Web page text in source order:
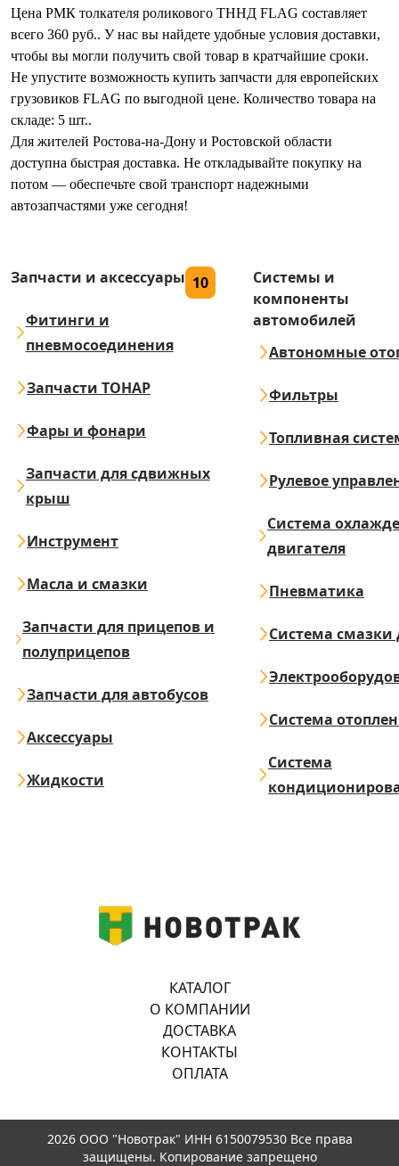
Цена РМК толкателя роликового ТННД FLAG составляет
всего 360 руб.. У нас вы найдете удобные условия доставки,
чтобы вы могли получить свой товар в кратчайшие сроки.
Не упустите возможность купить запчасти для европейских
грузовиков FLAG по выгодной цене. Количество товара на
складе: 5 шт..
Для жителей Ростова-на-Дону и Ростовской области
доступна быстрая доставка. Не откладывайте покупку на
потом — обеспечьте свой транспорт надежными
автозапчастями уже сегодня!
Запчасти и аксессуары 10
Фитинги и
пневмосоединения
Запчасти ТОНАР
Фары и фонари
Запчасти для сдвижных
крыш
Инструмент
Масла и смазки
Запчасти для прицепов и
полуприцепов
Запчасти для автобусов
Аксессуары
Жидкости
Системы и
компоненты
автомобилей
Автономные
Фильтры
Топливная
Рулевое
Система
двигателя
Пневматика
Система смазки
Система
Система
КАТАЛОГ
О КОМПАНИИ
ДОСТАВКА
КОНТАКТЫ
ОПЛАТА
2026 ООО "Новотрак" ИНН 6150079530 Все права
защищены. Копирование запрещено